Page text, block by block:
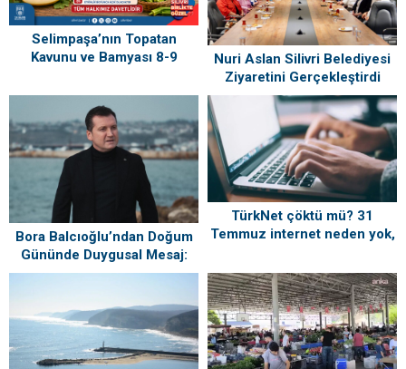
Selimpaşa’nın Topatan
Kavunu ve Bamyası 8-9
Buluşuyor
Nuri Aslan Silivri Belediyesi
Ziyaretini Gerçekleştirdi
Bora Balcıoğlu’ndan Doğum
Gününde Duygusal Mesaj:
“Silivri’mi Çok Özlüyorum”
TürkNet çöktü mü? 31
Temmuz internet neden yok,